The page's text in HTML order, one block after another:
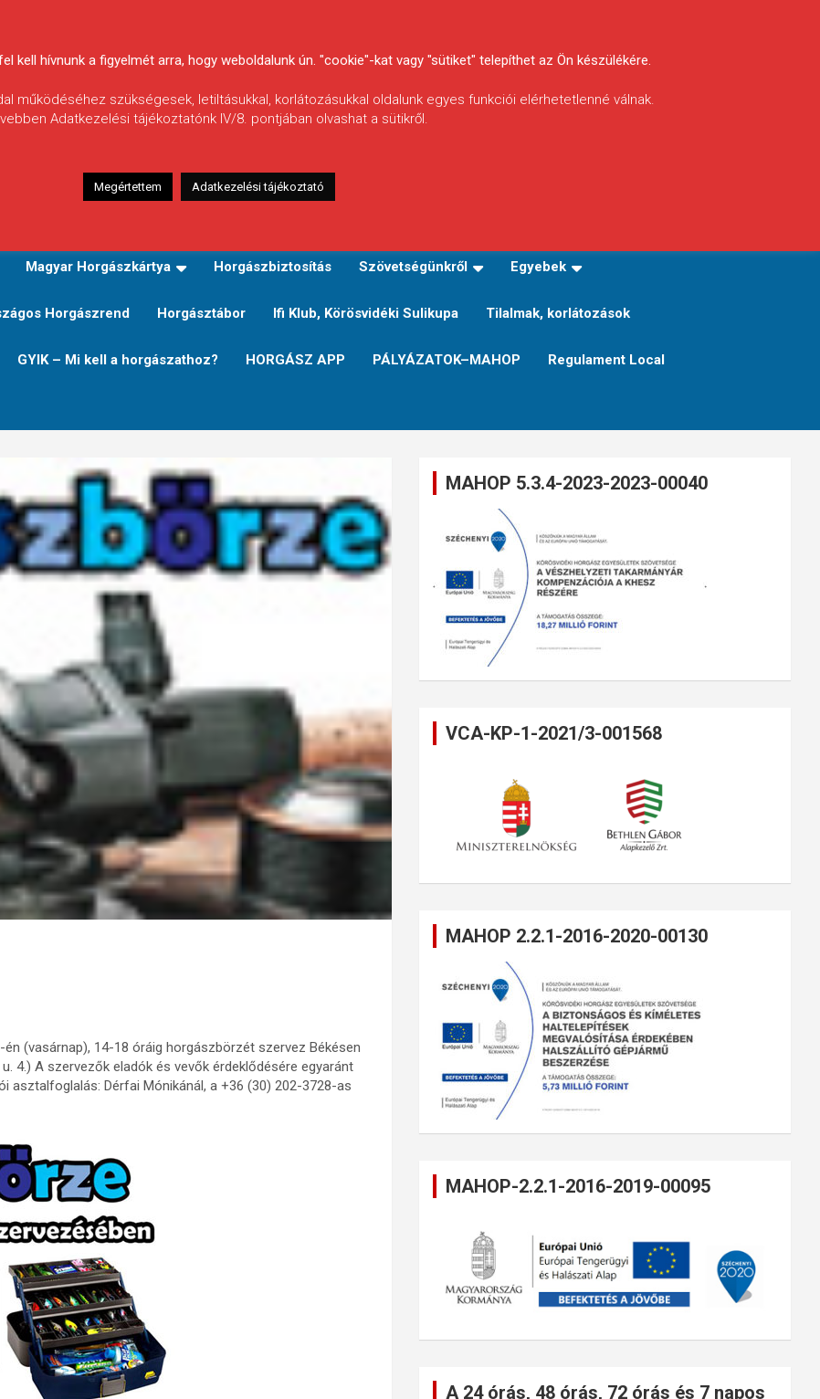
Magyar Horgászkártya Horgászbiztosítás Szövetségünkről Egyebek
Horgászrend Horgásztábor Ifi Klub, Körösvidéki Sulikupa Tilalmak, korlátozások
GYIK – Mi kell a horgászathoz? HORGÁSZ APP PÁLYÁZATOK–MAHOP Regulament Local
(vasárnap), 14-18 óráig horgászbörzét szervez Békésen
4.) A szervezők eladók és vevők érdeklődésére egyaránt
asztalfoglalás: Dérfai Mónikánál, a +36 (30) 202-3728-as
MAHOP 5.3.4-2023-2023-00040
VCA-KP-1-2021/3-001568
MAHOP 2.2.1-2016-2020-00130
MAHOP-2.2.1-2016-2019-00095
A 24 órás, 48 órás, 72 órás és 7 napos
kell hívnunk a figyelmét arra, hogy weboldalunk ún. "cookie"-kat vagy "sütiket" telepíthet az Ön készülékére.
működéséhez szükségesek, letiltásukkal, korlátozásukkal oldalunk egyes funkciói elérhetetlenné válnak.
Adatkezelési tájékoztatónk IV/8. pontjában olvashat a sütikről.
Megértettem Adatkezelési tájékoztató